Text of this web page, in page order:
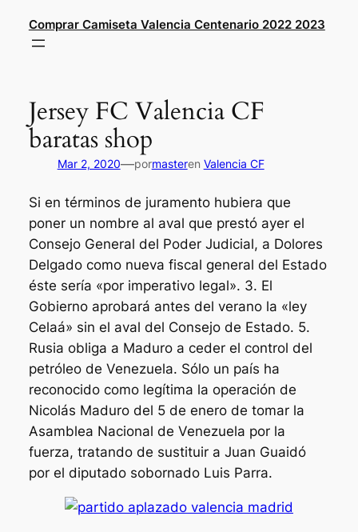
contenido
Comprar Camiseta Valencia Centenario 2022 2023
Jersey FC Valencia CF
baratas shop
Mar 2, 2020—pormasteren Valencia CF
Si en términos de juramento hubiera que
poner un nombre al aval que prestó ayer el
Consejo General del Poder Judicial, a Dolores
Delgado como nueva fiscal general del Estado
éste sería «por imperativo legal». 3. El
Gobierno aprobará antes del verano la «ley
Celaá» sin el aval del Consejo de Estado. 5.
Rusia obliga a Maduro a ceder el control del
petróleo de Venezuela. Sólo un país ha
reconocido como legítima la operación de
Nicolás Maduro del 5 de enero de tomar la
Asamblea Nacional de Venezuela por la
fuerza, tratando de sustituir a Juan Guaidó
por el diputado sobornado Luis Parra.